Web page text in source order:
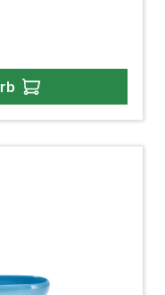
Ikebana-
Blumen). Aber
kann sehr
+ 30
beim
Größe,